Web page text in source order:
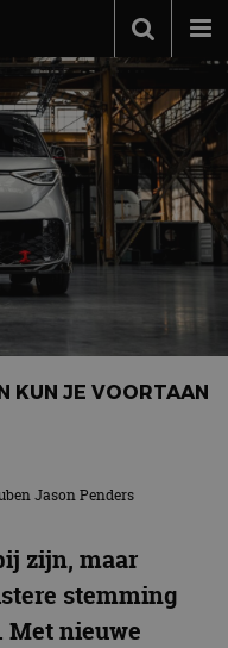
KUN JE VOORTAAN
Jason Penders
zijn, maar
stemming
Met nieuwe